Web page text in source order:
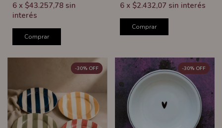
6 x $43.257,78 sin
interés
Comprar
6 x $2.432,07 sin interés
Comprar
-30% OFF -30% OFF